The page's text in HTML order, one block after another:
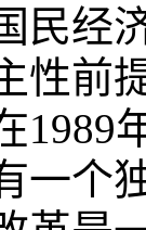
民经
性前
1989
一个